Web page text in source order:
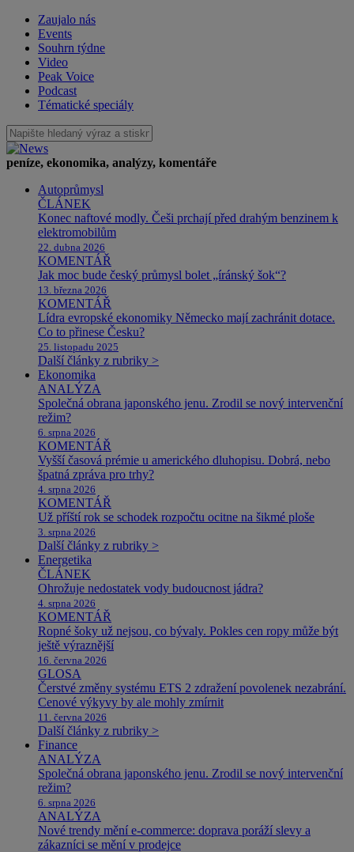
Zaujalo nás
Events
Souhrn týdne
Video
Peak Voice
Podcast
Tématické speciály
peníze, ekonomika, analýzy, komentáře
Autoprůmysl
ČLÁNEK
Konec naftové modly. Češi prchají před drahým benzinem k
elektromobilům
22. dubna 2026
KOMENTÁŘ
Jak moc bude český průmysl bolet „íránský šok“?
13. března 2026
KOMENTÁŘ
Lídra evropské ekonomiky Německo mají zachránit dotace.
Co to přinese Česku?
25. listopadu 2025
Další články z rubriky >
Ekonomika
ANALÝZA
Společná obrana japonského jenu. Zrodil se nový intervenční
režim?
6. srpna 2026
KOMENTÁŘ
Vyšší časová prémie u amerického dluhopisu. Dobrá, nebo
špatná zpráva pro trhy?
4. srpna 2026
KOMENTÁŘ
Už příští rok se schodek rozpočtu ocitne na šikmé ploše
3. srpna 2026
Další články z rubriky >
Energetika
ČLÁNEK
Ohrožuje nedostatek vody budoucnost jádra?
4. srpna 2026
KOMENTÁŘ
Ropné šoky už nejsou, co bývaly. Pokles cen ropy může být
ještě výraznější
16. června 2026
GLOSA
Čerstvé změny systému ETS 2 zdražení povolenek nezabrání.
Cenové výkyvy by ale mohly zmírnit
11. června 2026
Další články z rubriky >
Finance
ANALÝZA
Společná obrana japonského jenu. Zrodil se nový intervenční
režim?
6. srpna 2026
ANALÝZA
Nové trendy mění e-commerce: doprava poráží slevy a
zákazníci se mění v prodejce